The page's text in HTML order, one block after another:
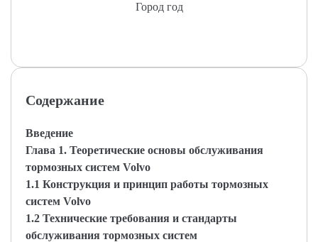
Город год
Содержание
Введение
Глава 1. Теоретические основы обслуживания
тормозных систем Volvo
1.1 Конструкция и принцип работы тормозных
систем Volvo
1.2 Технические требования и стандарты
обслуживания тормозных систем